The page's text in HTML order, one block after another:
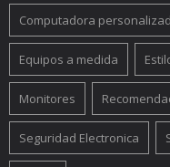
Computadora
Equipos a medida
Monitores
Seguridad Electronica